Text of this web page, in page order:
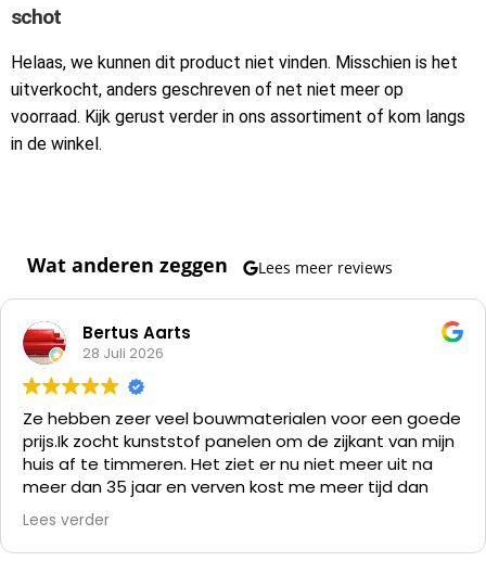
schot
Helaas, we kunnen dit product niet vinden. Misschien is het
uitverkocht, anders geschreven of net niet meer op
voorraad. Kijk gerust verder in ons assortiment of kom langs
in de winkel.
Wat anderen zeggen Lees meer reviews
Bertus Aarts
28 Juli 2026
Ze hebben zeer veel bouwmaterialen voor een goede
prijs.Ik zocht kunststof panelen om de zijkant van mijn
huis af te timmeren. Het ziet er nu niet meer uit na
meer dan 35 jaar en verven kost me meer tijd dan
alles er af slopen en die kunststof panelen er op
zetten.
Lees verder